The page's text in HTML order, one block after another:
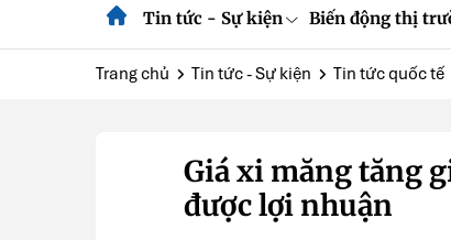
Tin tức - Sự kiện Biến động thị
Trang chủ Tin tức - Sự kiện Tin tức quốc tế
Giá xi măng tăng
được lợi nhuận